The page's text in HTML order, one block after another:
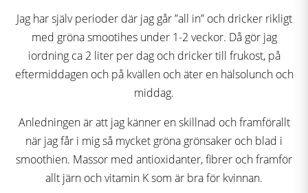
Jag har själv perioder där jag går ”all in” och dricker rikligt
med gröna smootihes under 1-2 veckor. Då gör jag
iordning ca 2 liter per dag och dricker till frukost, på
eftermiddagen och på kvällen och äter en hälsolunch och
middag.
Anledningen är att jag känner en skillnad och framförallt
när jag får i mig så mycket gröna grönsaker och blad i
smoothien. Massor med antioxidanter, fibrer och framför
allt järn och vitamin K som är bra för kvinnan.